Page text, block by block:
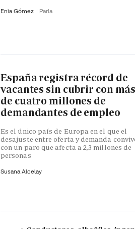
Enia Gómez Parla
España registra récord de
vacantes sin cubrir con más
de cuatro millones de
demandantes de empleo
Es el único país de Europa en el que el
desajuste entre oferta y demanda
con un paro que afecta a 2,3 millones de
personas
Susana Alcelay